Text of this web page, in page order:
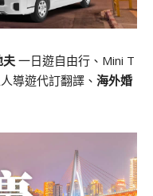
夫 一日遊自由行、Mini T
導遊代訂翻譯、 海外婚